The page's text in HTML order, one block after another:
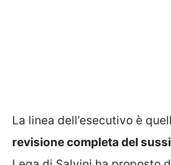
La linea dell’esecutivo è
revisione completa del